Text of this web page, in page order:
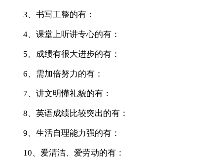
3、书写工整的有：
4、课堂上听讲专心的有：
5、成绩有很大进步的有：
6、需加倍努力的有：
7、讲文明懂礼貌的有：
8、英语成绩比较突出的有：
9、生活自理能力强的有：
10、爱清洁、爱劳动的有：